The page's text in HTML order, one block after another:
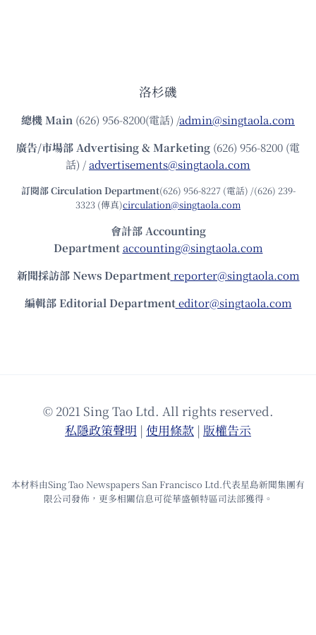
洛杉磯
總機Main (626) 956-8200(電話) /admin@singtaola.com
廣告/市場部Advertising & Marketing (626) 956-8200 (電
話) /advertisements@singtaola.com
訂閱部 Circulation Department(626) 956-8227 (電話) /(626) 239-
3323 (傳真)circulation@singtaola.com
會計部 Accounting
Department accounting@singtaola.com
新聞採訪部 News Department reporter@singtaola.com
編輯部 Editorial Department editor@singtaola.com
© 2021 Sing Tao Ltd. All rights reserved.
私隱政策聲明 | 使⽤條款 | 版權告⽰
本材料由Sing Tao Newspapers San Francisco Ltd.代表星島新聞集團有
限公司發佈，更多相關信息可從華盛頓特區司法部獲得。